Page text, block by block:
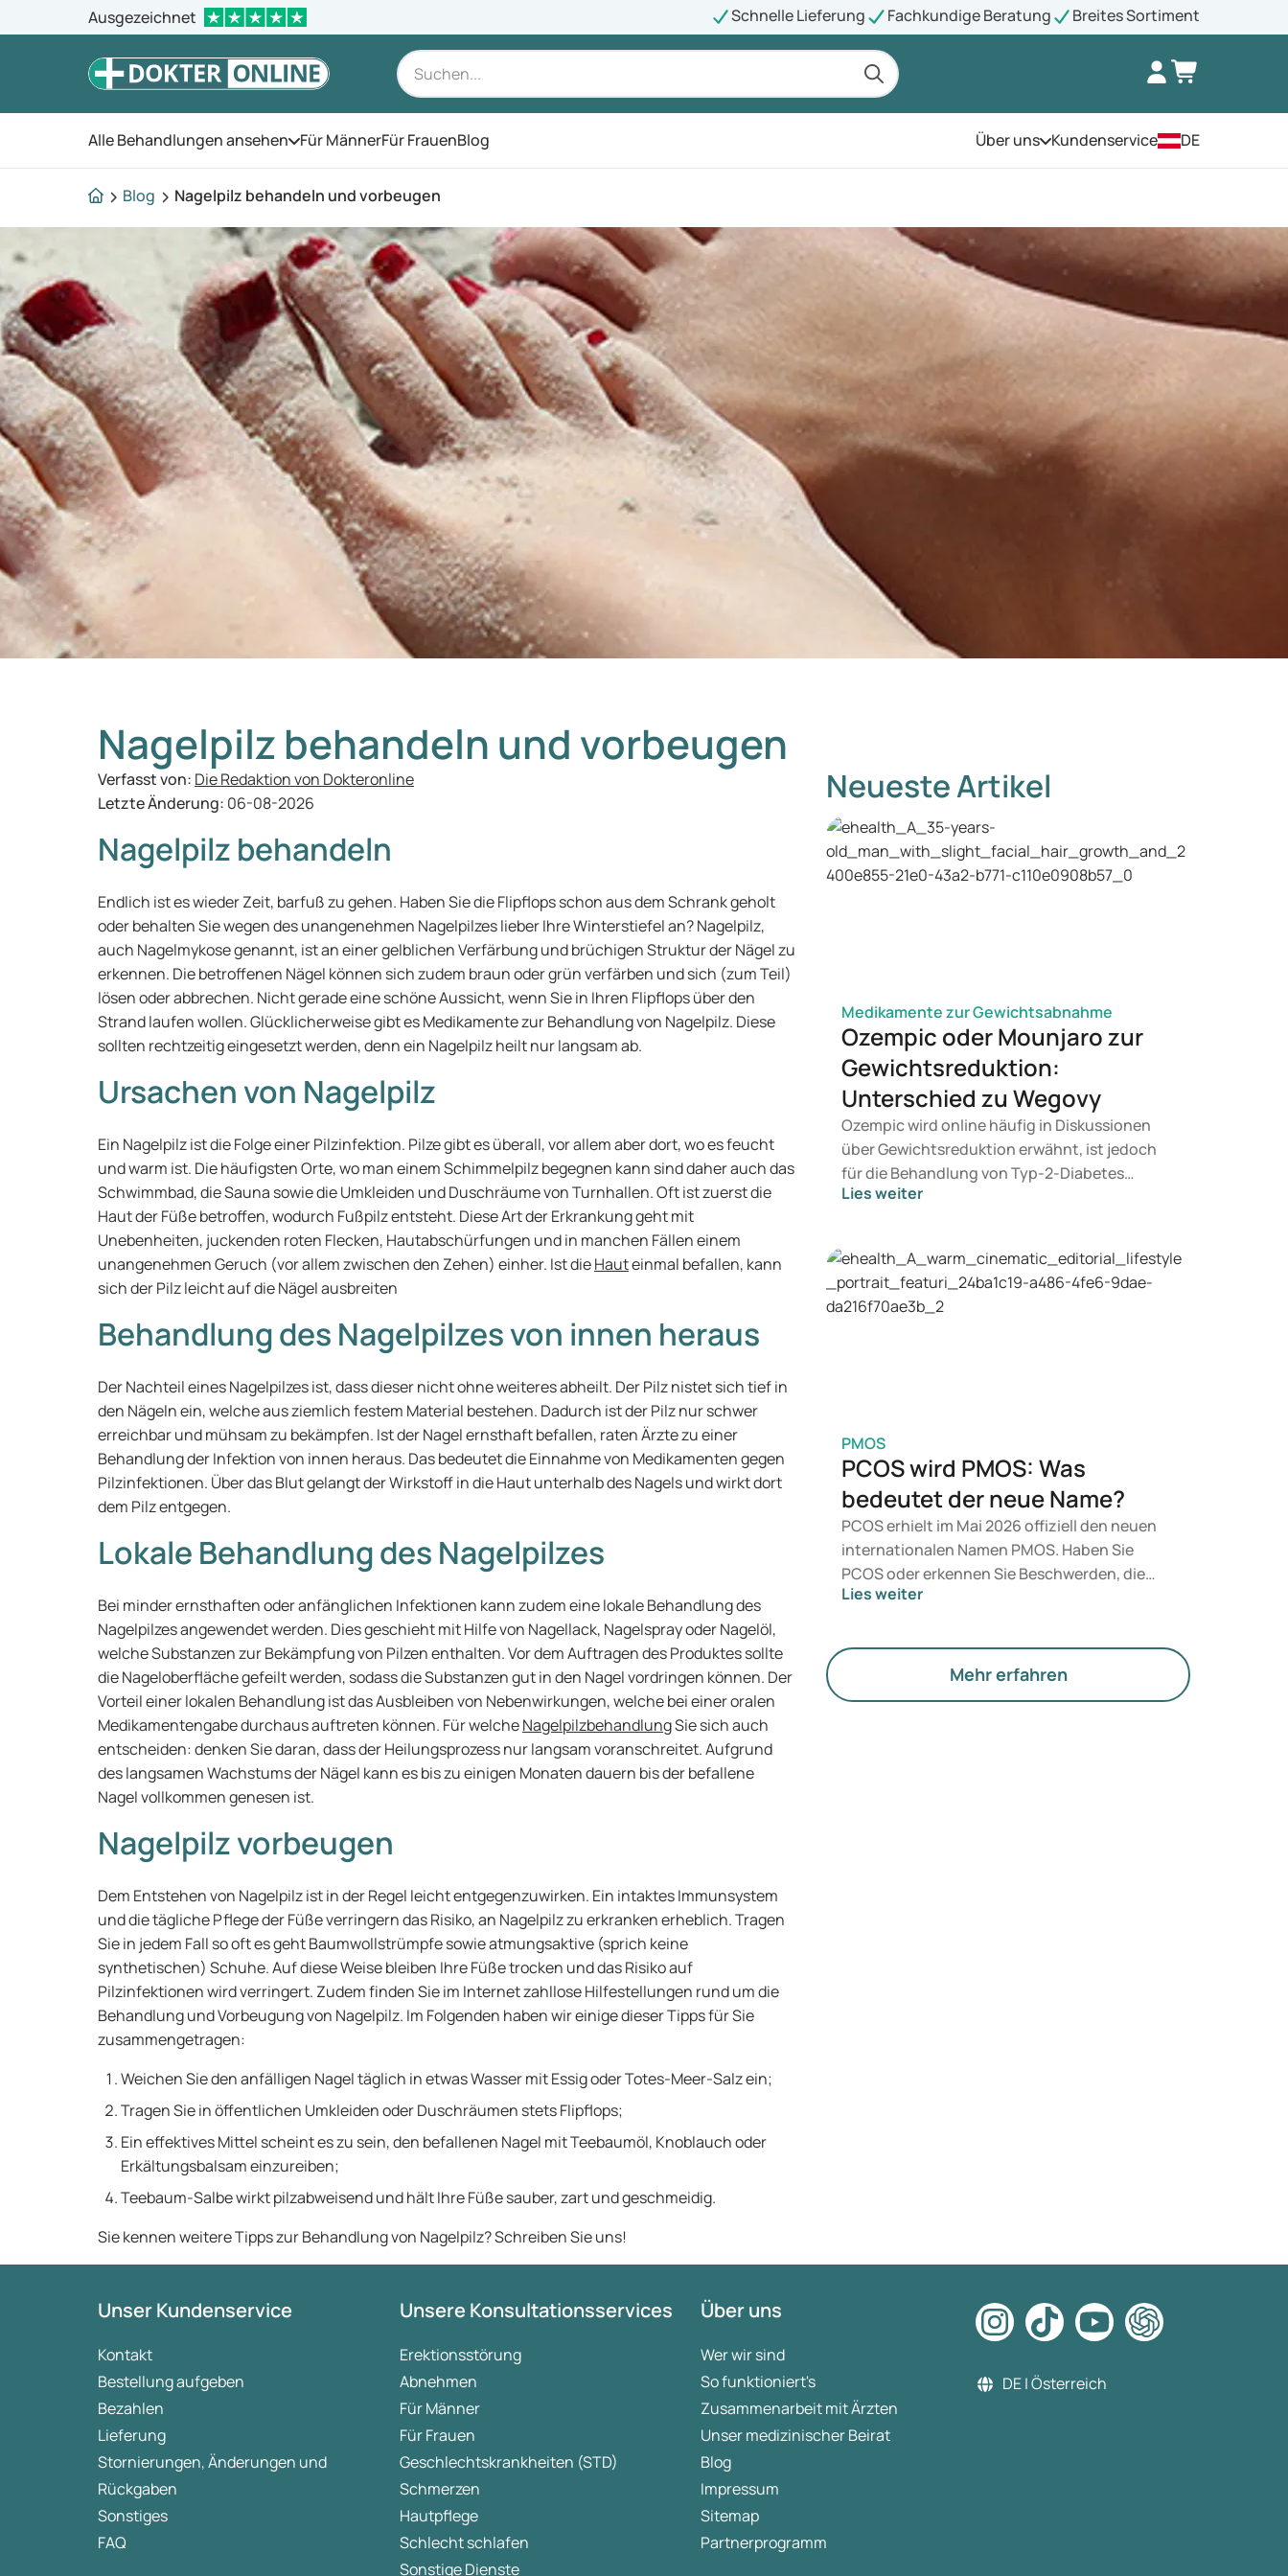
Ausgezeichnet Schnelle Lieferung Fachkundige Beratung Breites Sortiment
Alle Behandlungen ansehen Öffnen Sie das Menü
Für MännerFür FrauenBlog Über unsÖffnen Sie das Menü
Kundenservice DE
Blog Nagelpilz behandeln und vorbeugen
Nagelpilz behandeln und vorbeugen
Verfasst von: Die Redaktion von Dokteronline
Letzte Änderung: 06-08-2026
Nagelpilz behandeln
Endlich ist es wieder Zeit, barfuß zu gehen. Haben Sie die Flipflops schon aus dem Schrank geholt
oder behalten Sie wegen des unangenehmen Nagelpilzes lieber Ihre Winterstiefel an? Nagelpilz,
auch Nagelmykose genannt, ist an einer gelblichen Verfärbung und brüchigen Struktur der Nägel zu
erkennen. Die betroffenen Nägel können sich zudem braun oder grün verfärben und sich (zum Teil)
lösen oder abbrechen. Nicht gerade eine schöne Aussicht, wenn Sie in Ihren Flipflops über den
Strand laufen wollen. Glücklicherweise gibt es Medikamente zur Behandlung von Nagelpilz. Diese
sollten rechtzeitig eingesetzt werden, denn ein Nagelpilz heilt nur langsam ab.
Ursachen von Nagelpilz
Ein Nagelpilz ist die Folge einer Pilzinfektion. Pilze gibt es überall, vor allem aber dort, wo es feucht
und warm ist. Die häufigsten Orte, wo man einem Schimmelpilz begegnen kann sind daher auch das
Schwimmbad, die Sauna sowie die Umkleiden und Duschräume von Turnhallen. Oft ist zuerst die
Haut der Füße betroffen, wodurch Fußpilz entsteht. Diese Art der Erkrankung geht mit
Unebenheiten, juckenden roten Flecken, Hautabschürfungen und in manchen Fällen einem
unangenehmen Geruch (vor allem zwischen den Zehen) einher. Ist dieHauteinmal befallen, kann
sich der Pilz leicht auf die Nägel ausbreiten
Behandlung des Nagelpilzes von innen heraus
Der Nachteil eines Nagelpilzes ist, dass dieser nicht ohne weiteres abheilt. Der Pilz nistet sich tief in
den Nägeln ein, welche aus ziemlich festem Material bestehen. Dadurch ist der Pilz nur schwer
erreichbar und mühsam zu bekämpfen. Ist der Nagel ernsthaft befallen, raten Ärzte zu einer
Behandlung der Infektion von innen heraus. Das bedeutet die Einnahme von Medikamenten gegen
Pilzinfektionen. Über das Blut gelangt der Wirkstoff in die Haut unterhalb des Nagels und wirkt dort
dem Pilz entgegen.
Lokale Behandlung des Nagelpilzes
Bei minder ernsthaften oder anfänglichen Infektionen kann zudem eine lokale Behandlung des
Nagelpilzes angewendet werden. Dies geschieht mit Hilfe von Nagellack, Nagelspray oder Nagelöl,
welche Substanzen zur Bekämpfung von Pilzen enthalten. Vor dem Auftragen des Produktes sollte
die Nageloberfläche gefeilt werden, sodass die Substanzen gut in den Nagel vordringen können. Der
Vorteil einer lokalen Behandlung ist das Ausbleiben von Nebenwirkungen, welche bei einer oralen
Medikamentengabe durchaus auftreten können. Für welcheNagelpilzbehandlungSie sich auch
entscheiden: denken Sie daran, dass der Heilungsprozess nur langsam voranschreitet. Aufgrund
des langsamen Wachstums der Nägel kann es bis zu einigen Monaten dauern bis der befallene
Nagel vollkommen genesen ist.
Nagelpilz vorbeugen
Dem Entstehen von Nagelpilz ist in der Regel leicht entgegenzuwirken. Ein intaktes Immunsystem
und die tägliche Pflege der Füße verringern das Risiko, an Nagelpilz zu erkranken erheblich. Tragen
Sie in jedem Fall so oft es geht Baumwollstrümpfe sowie atmungsaktive (sprich keine
synthetischen) Schuhe. Auf diese Weise bleiben Ihre Füße trocken und das Risiko auf
Pilzinfektionen wird verringert. Zudem finden Sie im Internet zahllose Hilfestellungen rund um die
Behandlung und Vorbeugung von Nagelpilz. Im Folgenden haben wir einige dieser Tipps für Sie
zusammengetragen:
Weichen Sie den anfälligen Nagel täglich in etwas Wasser mit Essig oder Totes-Meer-Salz ein;
Tragen Sie in öffentlichen Umkleiden oder Duschräumen stets Flipflops;
Ein effektives Mittel scheint es zu sein, den befallenen Nagel mit Teebaumöl, Knoblauch oder
Erkältungsbalsam einzureiben;
Teebaum-Salbe wirkt pilzabweisend und hält Ihre Füße sauber, zart und geschmeidig.
Sie kennen weitere Tipps zur Behandlung von Nagelpilz? Schreiben Sie uns!
Neueste Artikel
Medikamente zur Gewichtsabnahme
Ozempic oder Mounjaro zur
Gewichtsreduktion:
Unterschied zu Wegovy
Ozempic wird online häufig in Diskussionen
über Gewichtsreduktion erwähnt, ist jedoch
für die Behandlung von Typ-2-Diabetes
vorgesehen. Suchen Sie eine Therapie zur
Behandlung für Sie geeignet ist, entscheidet
ein Arzt auf Basis Ihrer gesundheitlichen
Verfassung, Ihres BMI und Ihrer aktuellen
Lies weiter
PMOS
PCOS wird PMOS: Was
bedeutet der neue Name?
PCOS erhielt im Mai 2026 offiziell den neuen
internationalen Namen PMOS. Haben Sie
PCOS oder erkennen Sie Beschwerden, die
dazu passen? Medizinisch ändert sich vorerst
Gewicht auf Hormone, den Stoffwechsel und
die Funktion der Eierstöcke.
Lies weiter
Mehr erfahren
Unser Kundenservice
Kontakt
Bestellung aufgeben
Bezahlen
Lieferung
Stornierungen, Änderungen und
Rückgaben
Sonstiges
FAQ
Unsere Konsultationsservices
Erektionsstörung
Abnehmen
Für Männer
Für Frauen
Geschlechtskrankheiten (STD)
Schmerzen
Hautpflege
Schlecht schlafen
Sonstige Dienste
Über uns
Wer wir sind
So funktioniert's
Zusammenarbeit mit Ärzten
Unser medizinischer Beirat
Blog
Impressum
Sitemap
Partnerprogramm
DE | Österreich